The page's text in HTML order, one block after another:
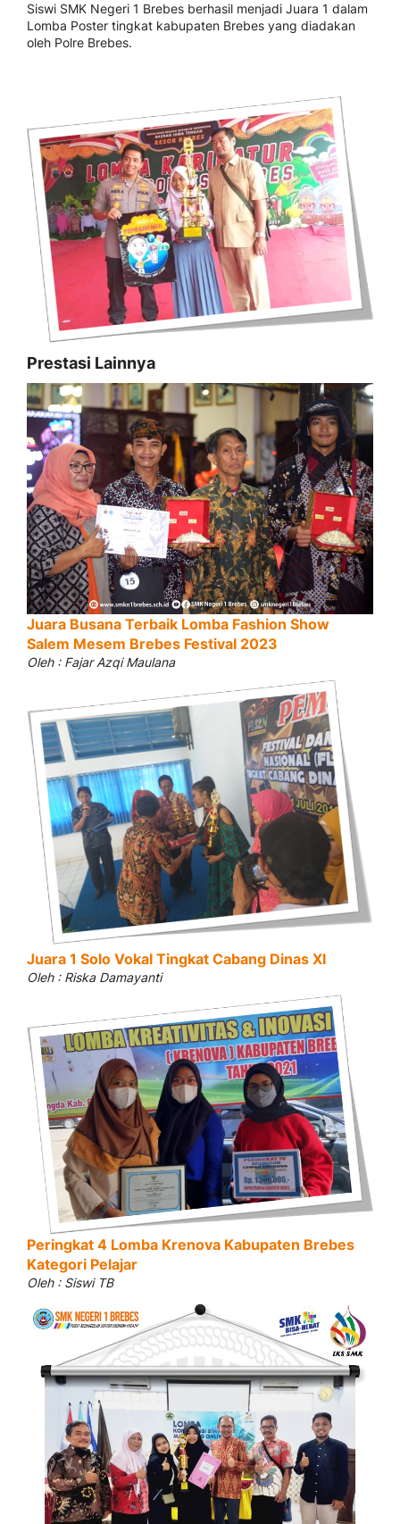
Siswi SMK Negeri 1 Brebes berhasil menjadi Juara 1 dalam
Lomba Poster tingkat kabupaten Brebes yang diadakan
oleh Polre Brebes.
Prestasi Lainnya
Juara Busana Terbaik Lomba Fashion Show
Salem Mesem Brebes Festival 2023
Oleh : Fajar Azqi Maulana
Juara 1 Solo Vokal Tingkat Cabang Dinas XI
Oleh : Riska Damayanti
Peringkat 4 Lomba Krenova Kabupaten Brebes
Kategori Pelajar
Oleh : Siswi TB